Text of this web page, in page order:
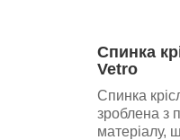
Спинка
Vetro
Спинка
зроблена з
матеріалу,